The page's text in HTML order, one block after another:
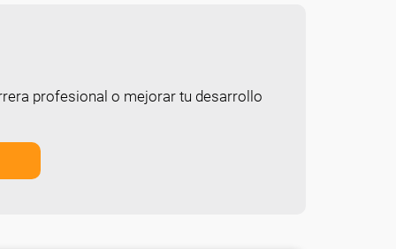
profesional o mejorar tu desarrollo